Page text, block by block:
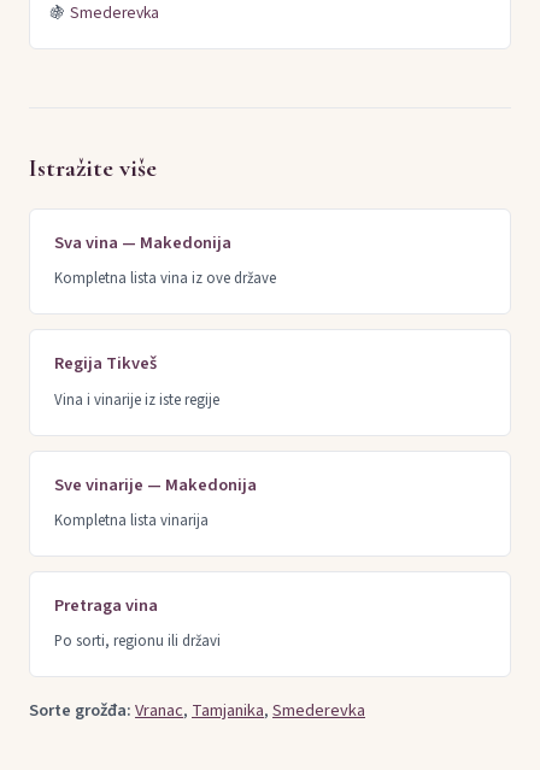
🍇 Smederevka
Istražite više
Sva vina — Makedonija
Kompletna lista vina iz ove države
Regija Tikveš
Vina i vinarije iz iste regije
Sve vinarije — Makedonija
Kompletna lista vinarija
Pretraga vina
Po sorti, regionu ili državi
Sorte grožđa:Vranac, Tamjanika,Smederevka